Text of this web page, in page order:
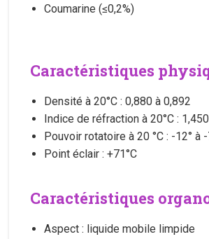
Coumarine (≤0,2%)
Caractéristiques
Densité à 20°C : 0,880 à 0,892
Indice de réfraction à 20°C :
Pouvoir rotatoire à 20 °C : -12° à -
Point éclair : +71°C
Caractéristiques
Aspect : liquide mobile limpide